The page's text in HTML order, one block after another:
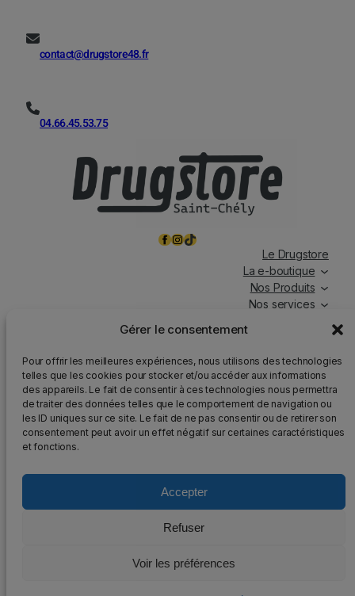
Gérer le consentement
Pour offrir les meilleures expériences, nous utilisons des technologies
telles que les cookies pour stocker et/ou accéder aux informations
des appareils. Le fait de consentir à ces technologies nous permettra
de traiter des données telles que le comportement de navigation ou
les ID uniques sur ce site. Le fait de ne pas consentir ou de retirer son
consentement peut avoir un effet négatif sur certaines caractéristiques
et fonctions.
Accepter
Refuser
Voir les préférences
contact@drugstore48.fr
04.66.45.53.75
FacebookInstagramTikTok
Le Drugstore
La e-boutique
Nos Produits
Nos services
les jours fériés.
Attention: Nous rappelons que la vente d’alcool est
strictement interdite aux mineurs, que l’abus d’alcool est
dangereux pour la santé et qu’il doit être consommé avec
modération.
2025 – Tous droits réservés au DrugStore48
– Politique de confidentialité
Conception et développement :